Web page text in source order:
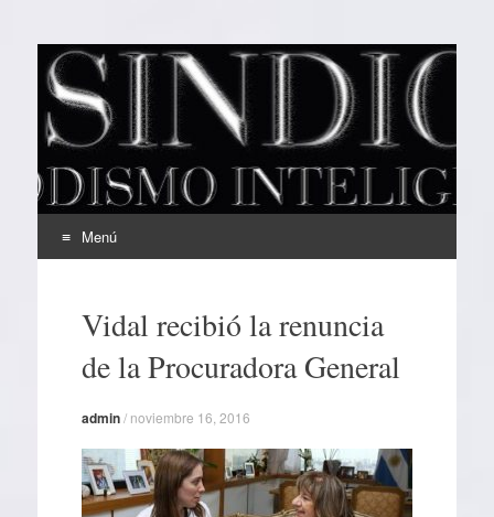
EL SINDICAL
Periodismo Inteligente
Menú
contenidoVidal recibió la renuncia
de la Procuradora General
admin/ noviembre 16, 2016